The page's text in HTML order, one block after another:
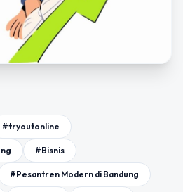
#tryoutonline
#Bisnis
#Pesantren Modern di Bandung